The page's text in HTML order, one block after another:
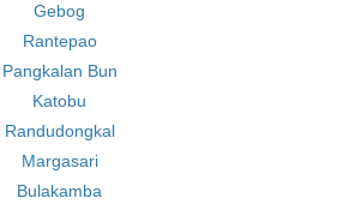
Gebog
Rantepao
Pangkalan Bun
Katobu
Randudongkal
Margasari
Bulakamba